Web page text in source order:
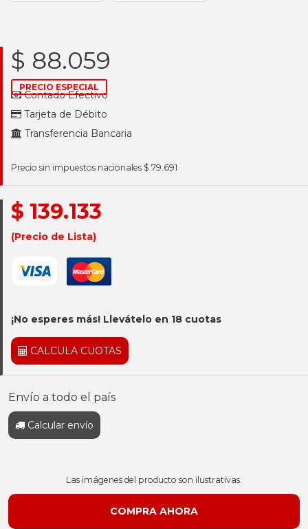
$ 88.059
PRECIO ESPECIAL
Contado Efectivo
Tarjeta de Débito
Transferencia Bancaria
Precio sin impuestos nacionales $ 79.691
$ 139.133
(Precio de Lista)
¡No esperes más! Llevátelo en 18 cuotas
CALCULA CUOTAS
Envío a todo el país
Calcular envío
Las imágenes del producto son ilustrativas.